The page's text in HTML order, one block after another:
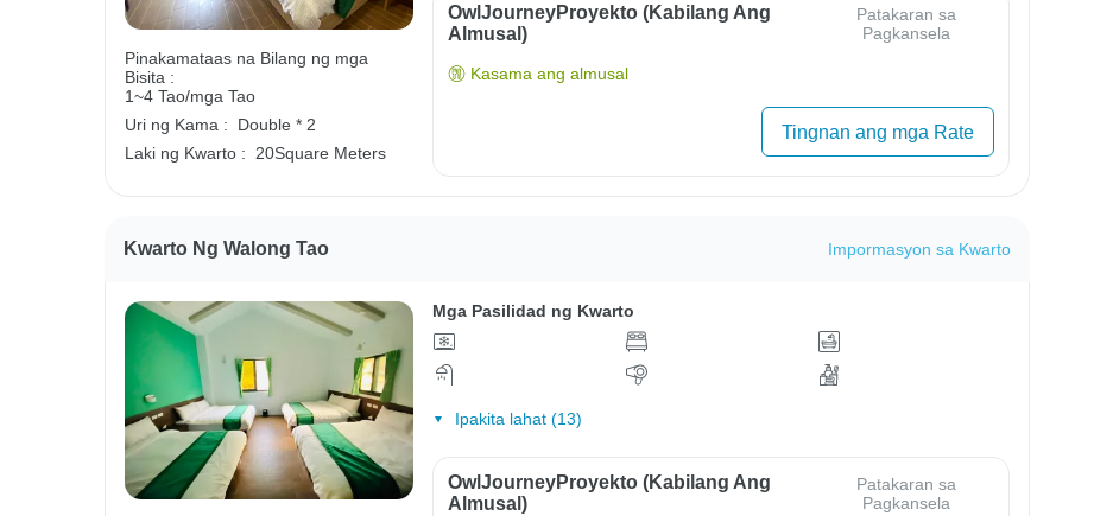
Pinakamataas na Bilang ng mga
Bisita :
1~4 Tao/mga Tao
Uri ng Kama :
Double * 2
Laki ng Kwarto :
20Square Meters
OwlJourneyProyekto (Kabilang Ang
Almusal)
Patakaran sa
Pagkansela
Kasama ang almusal
Tingnan ang mga Rate
Kwarto Ng Walong Tao Impormasyon sa Kwarto
Mga Pasilidad ng Kwarto
Ipakita lahat (13)
OwlJourneyProyekto (Kabilang Ang
Almusal)
Patakaran sa
Pagkansela